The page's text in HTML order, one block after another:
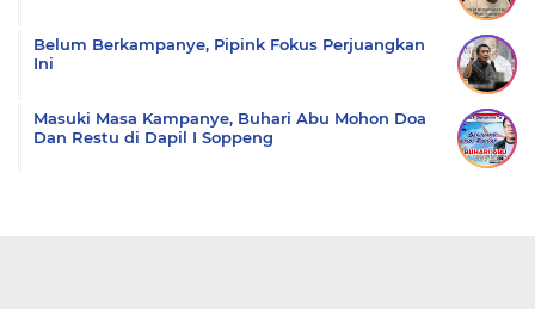
Belum Berkampanye, Pipink Fokus Perjuangkan
Ini
Masuki Masa Kampanye, Buhari Abu Mohon Doa
Dan Restu di Dapil I Soppeng